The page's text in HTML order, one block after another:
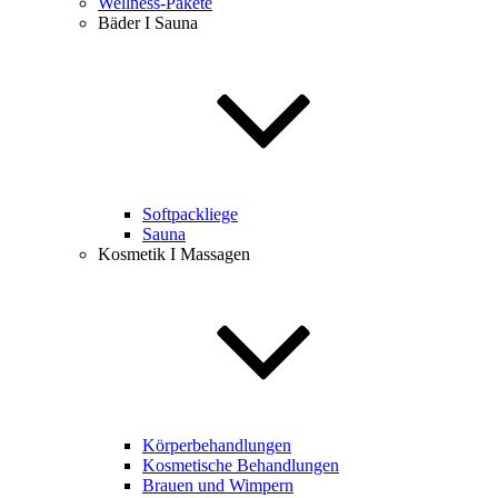
Bäder I Sauna
Softpackliege
Sauna
Kosmetik I Massagen
Körperbehandlungen
Kosmetische Behandlungen
Brauen und Wimpern